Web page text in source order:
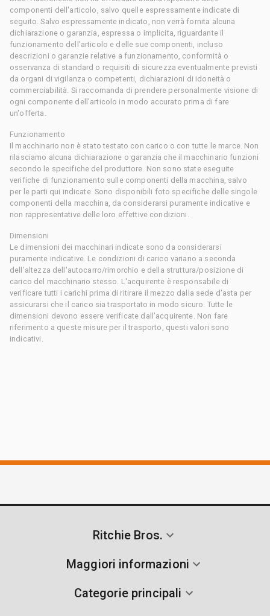
componenti dell'articolo, salvo quelle espressamente indicate di
seguito. Salvo espressamente indicato, non verrà fornita alcuna
dichiarazione o garanzia, espressa o implicita, riguardante il
funzionamento dell'articolo e delle sue componenti, incluso
descrizioni o garanzie relative a funzionamento, conformità o
osservanza di standard o requisiti di sicurezza eventualmente previsti
da organi di vigilanza o competenti, dichiarazioni di idoneità o
commerciabilità. Si raccomanda di prendere personalmente visione di
ogni componente dell'articolo in modo accurato prima di fare
un'offerta.
Funzionamento
Il macchinario non è stato testato con carico o con tutte le marce. Non
rilasciamo alcuna dichiarazione o garanzia che il macchinario funzioni
secondo le specifiche del produttore. Non sono state eseguite
verifiche di funzionamento sulle componenti della macchina, salvo
per le parti qui indicate. Sono disponibili foto specifiche delle singole
componenti della macchina, da considerarsi puramente indicative e
non rappresentative delle loro effettive condizioni.
Dimensioni
Le dimensioni dei macchinari indicate sono da considerarsi
puramente indicative. Le condizioni di carico variano a seconda
dell'altezza dell'autocarro/rimorchio e della struttura/posizione di
carico del macchinario stesso. L'acquirente è responsabile di
verificare tutti i carichi prima di ritirare il mezzo dalla sede d'asta per
assicurarsi che il carico sia trasportato in modo sicuro. Tutte le
dimensioni devono essere verificate dall'acquirente. Non fare
riferimento a queste misure per il trasporto, questi valori sono
indicativi.
Ritchie Bros.
Maggiori informazioni
Categorie principali